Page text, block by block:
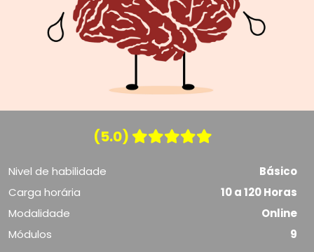
(5.0)
Nivel de habilidade
Básico
Carga horária
10 a 120 Horas
Modalidade
Online
Módulos
9